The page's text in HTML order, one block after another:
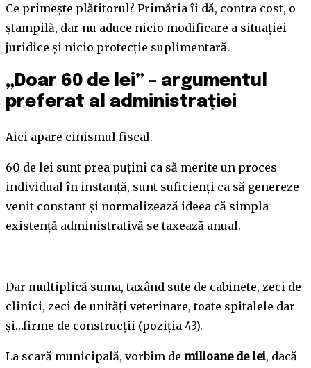
Ce primește plătitorul? Primăria îi dă, contra cost, o
ștampilă, dar nu aduce nicio modificare a situației
juridice și nicio protecție suplimentară.
„Doar 60 de lei” – argumentul
preferat al administrației
Aici apare cinismul fiscal.
60 de lei sunt prea puțini ca să merite un proces
individual în instanță, sunt suficienți ca să genereze
venit constant și normalizează ideea că simpla
existență administrativă se taxează anual.
Dar multiplică suma, taxând sute de cabinete, zeci de
clinici, zeci de unități veterinare, toate spitalele dar
și…firme de construcții (poziția 43).
La scară municipală, vorbim de milioane de lei, dacă